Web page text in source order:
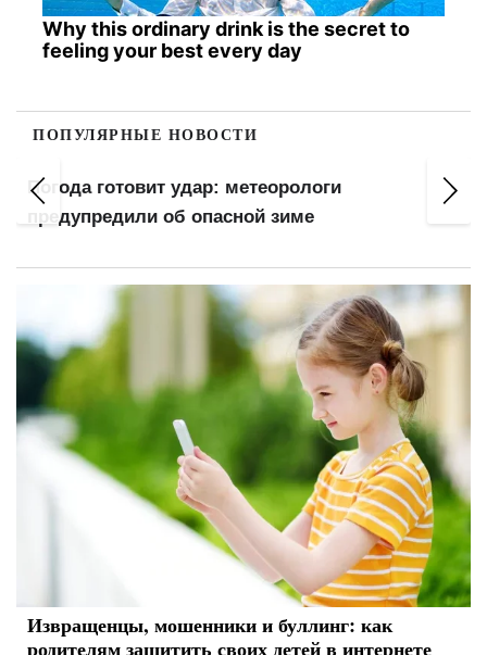
Why this ordinary drink is the secret to
feeling your best every day
ПОПУЛЯРНЫЕ НОВОСТИ
Погода готовит удар: метеорологи
предупредили об опасной зиме
Извращенцы, мошенники и буллинг: как
родителям защитить своих детей в интернете